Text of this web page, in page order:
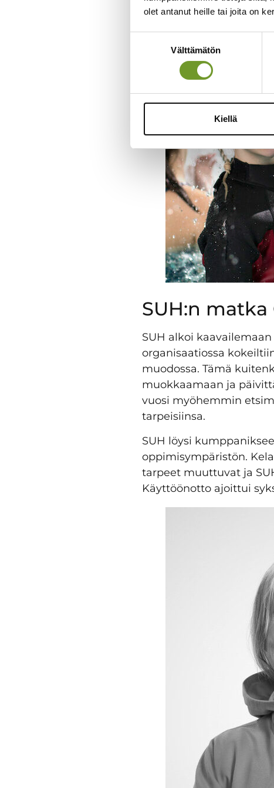
olet antanut heille tai joita on
Välttämätön
Kiellä
SUH:n
SUH alkoi
organisaatiossa
muodossa. Tämä
muokkaamaan ja
vuosi myöhemmin
tarpeisiinsa.
SUH löysi
oppimisympäristön.
tarpeet muuttuvat ja
Käyttöönotto ajoittui